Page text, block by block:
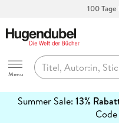
100
Hugendubel
Menu
Summer Sale: 13%
Code
erfahren